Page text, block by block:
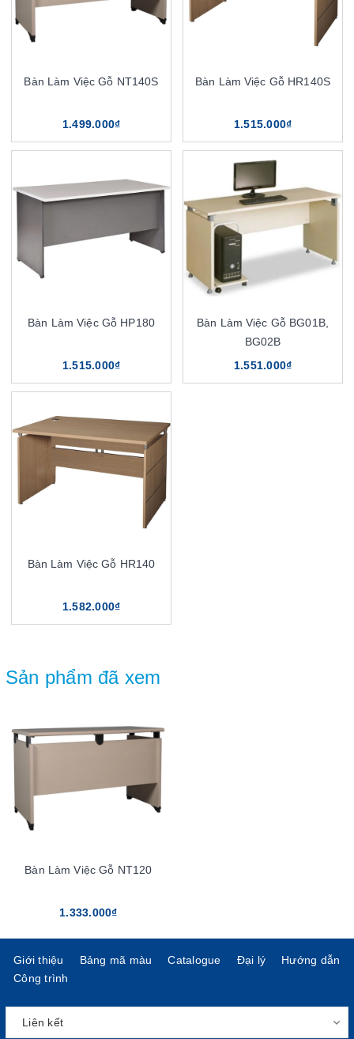
Bàn Làm Việc Gỗ NT140S
1.499.000₫
Bàn Làm Việc Gỗ HR140S
1.515.000₫
Bàn Làm Việc Gỗ HP180
1.515.000₫
Bàn Làm Việc Gỗ BG01B,
BG02B
1.551.000₫
Bàn Làm Việc Gỗ HR140
1.582.000₫
Sản phẩm đã xem
Bàn Làm Việc Gỗ NT120
1.333.000₫
Giới thiệu Bảng mã màu Catalogue Đại lý
Hướng dẫn
Công trình